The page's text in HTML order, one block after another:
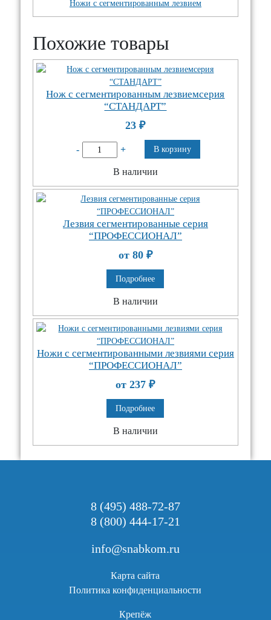
Ножи с сегментированным лезвием
Похожие товары
Нож с сегментированным лезвиемсерия
“СТАНДАРТ”
23₽
- + В корзину
В наличии
Лезвия сегментированные серия
“ПРОФЕССИОНАЛ”
от 80 ₽
Подробнее
В наличии
Ножи с сегментированными лезвиями серия
“ПРОФЕССИОНАЛ”
от 237₽
Подробнее
В наличии
8 (495) 488-72-87
8 (800) 444-17-21
info@snabkom.ru
Карта сайта
Политика конфиденциальности
Крепёж